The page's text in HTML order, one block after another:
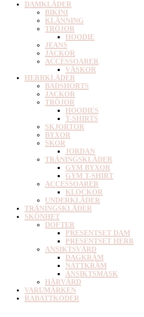
DAMKLÄDER
BIKINI
KLÄNNING
TRÖJOR
HOODIE
JEANS
JACKOR
ACCESSOARER
VÄSKOR
HERRKLÄDER
BADSHORTS
JACKOR
TRÖJOR
HOODIES
T-SHIRTS
SKJORTOR
BYXOR
SKOR
JORDAN
TRÄNINGSKLÄDER
GYM BYXOR
GYM T-SHIRT
ACCESSOARER
KLOCKOR
UNDERKLÄDER
TRÄNINGSKLÄDER
SKÖNHET
DOFTER
PRESENTSET DAM
PRESENTSET HERR
ANSIKTSVÅRD
DAGKRÄM
NATTKRÄM
ANSIKTSMASK
HÅRVÅRD
VARUMÄRKEN
RABATTKODER